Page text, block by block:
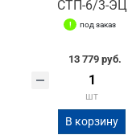
СТП-6/3-ЭЦ
под заказ
13 779 руб.
шт
В корзину